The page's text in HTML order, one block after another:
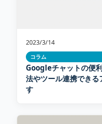
2023/3/14
コラム
Googleチャットの便
法やツール連携でき
す